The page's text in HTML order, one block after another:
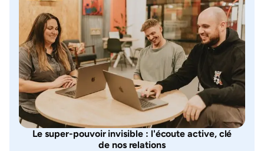
Le super-pouvoir invisible : l'écoute active, clé
de nos relations